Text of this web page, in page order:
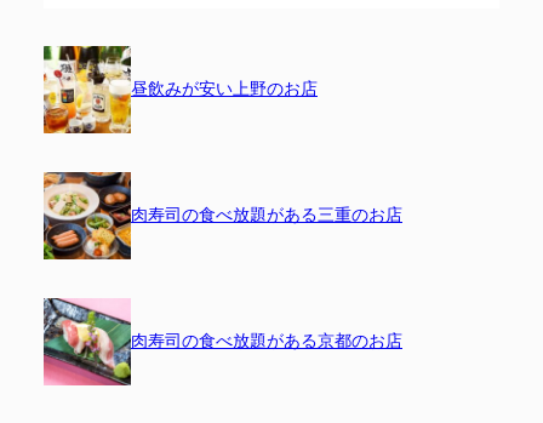
昼飲みが安い上野のお店
肉寿司の食べ放題がある三重のお店
肉寿司の食べ放題がある京都のお店